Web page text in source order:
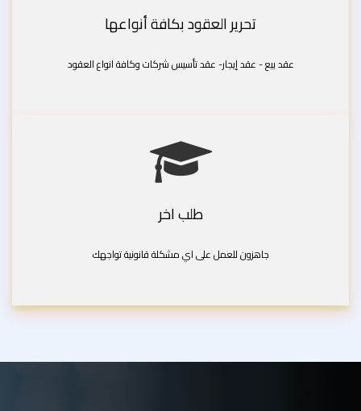
تحرير العقود بكافة أنواعها
عقد بيع - عقد إيجار- عقد تأسيس شركات وكافة انواع العقود
طلب اخر
جاهزون للعمل على اي مشكلة قانونية تواجهك